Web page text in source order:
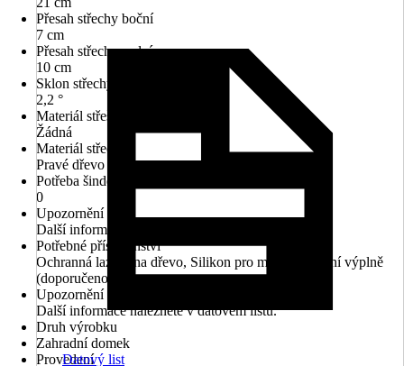
Přesah střechy boční
7 cm
Přesah střechy zadní
10 cm
Sklon střechy
2,2 °
Materiál střešní krytiny
Žádná
Materiál střechy
Pravé dřevo
Potřeba šindelů v m²
0
Upozornění
Další informace naleznete v technickém listu.
Potřebné příslušenství
Ochranná lazura na dřevo, Silikon pro montáž okenní výplně
(doporučeno)
Upozornění
Další informace naleznete v datovém listu.
Druh výrobku
Zahradní domek
Provedení
Datový list